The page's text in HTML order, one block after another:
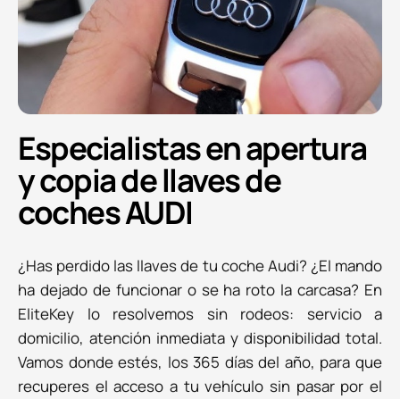
Especialistas en apertura
y copia de llaves de
coches AUDI
¿Has perdido las llaves de tu coche Audi? ¿El mando
ha dejado de funcionar o se ha roto la carcasa? En
EliteKey lo resolvemos sin rodeos: servicio a
domicilio, atención inmediata y disponibilidad total.
Vamos donde estés, los 365 días del año, para que
recuperes el acceso a tu vehículo sin pasar por el